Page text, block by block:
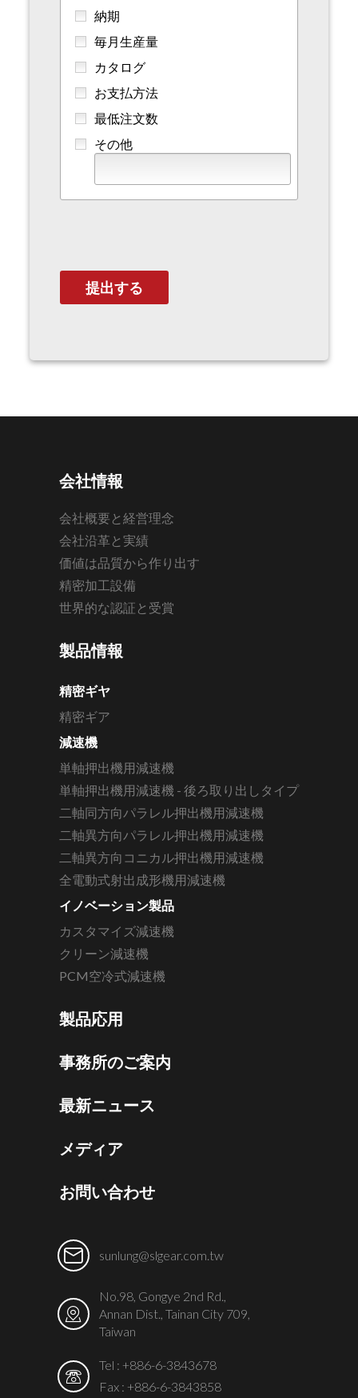
納期
毎月生産量
カタログ
お支払方法
最低注文数
その他
会社情報
会社概要と経営理念
会社沿革と実績
価値は品質から作り出す
精密加工設備
世界的な認証と受賞
製品情報
精密ギヤ
精密ギア
減速機
単軸押出機用減速機
単軸押出機用減速機 - 後ろ取り出しタイプ
二軸同方向パラレル押出機用減速機
二軸異方向パラレル押出機用減速機
二軸異方向コニカル押出機用減速機
全電動式射出成形機用減速機
イノベーション製品
カスタマイズ減速機
クリーン減速機
PCM空冷式減速機
製品応用
事務所のご案内
最新ニュース
メディア
お問い合わせ
sunlung@slgear.com.tw
No.98, Gongye 2nd Rd.,
Annan Dist., Tainan City 709,
Taiwan
Tel : +886-6-3843678
Fax : +886-6-3843858